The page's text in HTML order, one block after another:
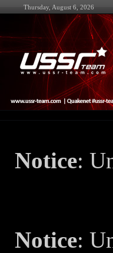
Thursday, August 6, 2026
Notice:
Notice: